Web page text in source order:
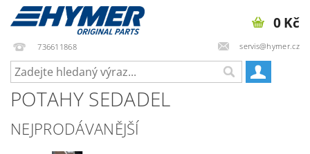
736611868 servis@hymer.cz
0 Kč
POTAHY SEDADEL
NEJPRODÁVANĚJŠÍ